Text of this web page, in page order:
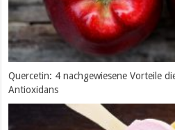
Quercetin: 4 nachgewiesene Vorteile
Antioxidans